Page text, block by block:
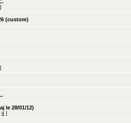
]
(custom)
]
le 28/01/12)
4 ]